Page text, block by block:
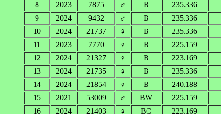
8
2023 7875 ♂ B 235.336
9
2024 9432 ♂ B 235.336
10
2024 21737 ♀ B 235.336
11
2023 7770 ♀ B 225.159
12
2024 21327 ♀ B 223.169
13
2024 21735 ♀ B 235.336
14
2024 21854 ♀ B 240.188
15
2021 53009 ♂ BW 225.159
16
2024 21403 ♀ BC 223.169